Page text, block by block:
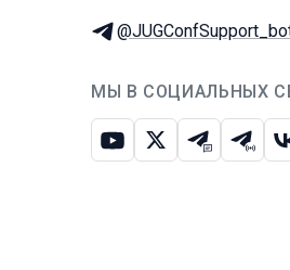
Телеграм:
МЫ В СОЦИАЛЬНЫХ
ЮтубИкс Телеграм-